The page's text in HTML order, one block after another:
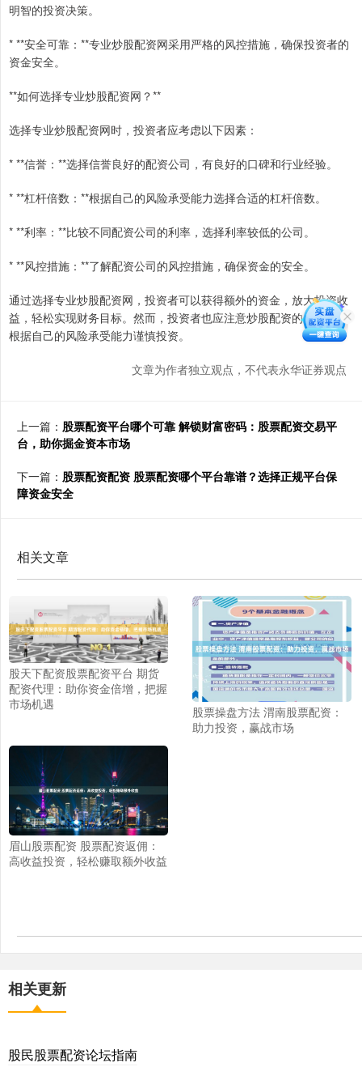
明智的投资决策。
* **安全可靠：**专业炒股配资网采用严格的风控措施，确保投资者的
资金安全。
**如何选择专业炒股配资网？**
选择专业炒股配资网时，投资者应考虑以下因素：
* **信誉：**选择信誉良好的配资公司，有良好的口碑和行业经验。
* **杠杆倍数：**根据自己的风险承受能力选择合适的杠杆倍数。
* **利率：**比较不同配资公司的利率，选择利率较低的公司。
* **风控措施：**了解配资公司的风控措施，确保资金的安全。
通过选择专业炒股配资网，投资者可以获得额外的资金，放大投资收
益，轻松实现财务目标。然而，投资者也应注意炒股配资的风险，并
根据自己的风险承受能力谨慎投资。
文章为作者独立观点，不代表永华证券观点
上一篇： 股票配资平台哪个可靠 解锁财富密码：股票配资交易平
台，助你掘金资本市场
下一篇： 股票配资配资 股票配资哪个平台靠谱？选择正规平台保
障资金安全
相关文章
股天下配资股票配资平台 期货
配资代理：助你资金倍增，把握
市场机遇
股票操盘方法 渭南股票配资：
助力投资，赢战市场
眉山股票配资 股票配资返佣：
高收益投资，轻松赚取额外收益
相关更新
股民股票配资论坛指南